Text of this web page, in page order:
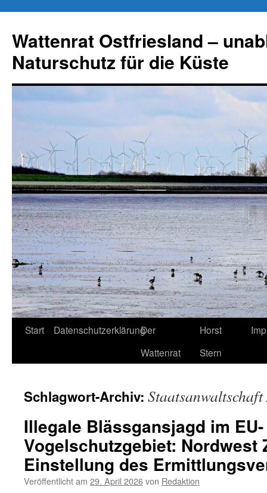
springen
Wattenrat Ostfriesland –
Naturschutz für die Küste
Start DatenschutzerklärungDer
Wattenrat
Horst
Stern
Schlagwort-Archiv:
Illegale Blässgansjagd im EU-
Vogelschutzgebiet: Nordwest
Einstellung des
Veröffentlicht am 29. April 2026von Redaktion